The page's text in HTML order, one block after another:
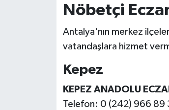
Nöbetçi
Antalya'nın merkez
vatandaşlara hizmet
Kepez
KEPEZ ANADOLU
Telefon: 0 (242) 966 89